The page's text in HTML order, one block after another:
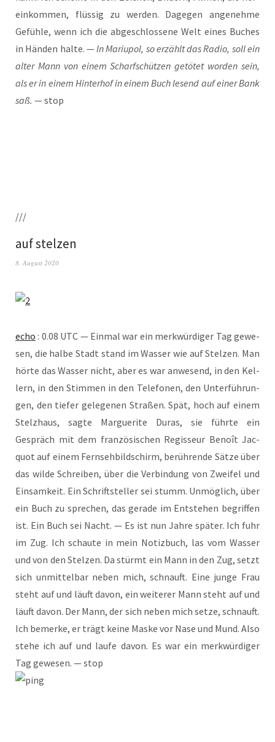
ein­kom­men, flüs­sig zu wer­den. Dage­gen ange­neh­me
Gefüh­le, wenn ich die abge­schlos­se­ne Welt eines Buches
in Hän­den hal­te. —In Mariu­pol, so erzählt das Radio, soll ein
alter Mann von einem Scharf­schüt­zen getö­tet wor­den sein,
als er in einem Hin­ter­hof in einem Buch lesend auf einer Bank
saß. — stop
///
auf stelzen
8. August 2020
echo : 0.08 UTC — Ein­mal war ein merk­wür­di­ger Tag gewe­
sen, die hal­be Stadt stand im Was­ser wie auf Stel­zen. Man
hör­te das Was­ser nicht, aber es war anwe­send, in den Kel­
lern, in den Stim­men in den Tele­fo­nen, den Unter­füh­run­
gen, den tie­fer gele­ge­nen Stra­ßen. Spät, hoch auf einem
Stelz­haus, sag­te Mar­gue­ri­te Duras, sie führ­te ein
Gespräch mit dem fran­zö­si­schen Regis­seur Benoît Jac­
quot auf einem Fern­seh­bild­schirm, berüh­ren­de Sät­ze über
das wil­de Schrei­ben, über die Ver­bin­dung von Zwei­fel und
Ein­sam­keit. Ein Schrift­stel­ler sei stumm. Unmög­lich, über
ein Buch zu spre­chen, das gera­de im Ent­ste­hen begrif­fen
ist. Ein Buch sei Nacht. — Es ist nun Jah­re spä­ter. Ich fuhr
im Zug. Ich schau­te in mein Notiz­buch, las vom Was­ser
und von den Stel­zen. Da stürmt ein Mann in den Zug, setzt
sich unmit­tel­bar neben mich, schnauft. Eine jun­ge Frau
steht auf und läuft davon, ein wei­te­rer Mann steht auf und
läuft davon. Der Mann, der sich neben mich set­ze, schnauft.
Ich bemer­ke, er trägt kei­ne Mas­ke vor Nase und Mund. Also
ste­he ich auf und lau­fe davon. Es war ein merk­wür­di­ger
Tag gewe­sen. — stop